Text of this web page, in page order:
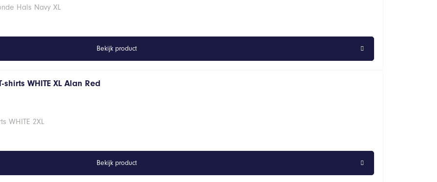
Hals Navy XL
Bekijk product
WHITE XL Alan Red
WHITE 2XL
Bekijk product